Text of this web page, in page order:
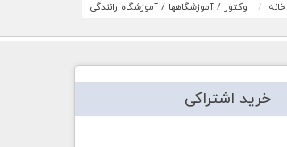
خانه وکتور / آموزشگاهها / آموزشگاه رانندگی
خرید اشتراکی